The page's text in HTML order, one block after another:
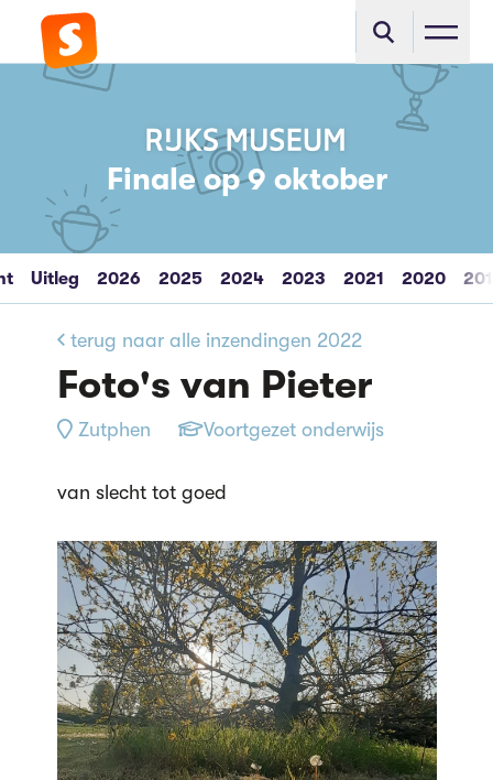
Finale op 9 oktober
Uitleg 2026 2025 2024 2023 2021 2020
terug naar alle inzendingen 2022
Foto's van Pieter
Zutphen Voortgezet onderwijs
van slecht tot goed